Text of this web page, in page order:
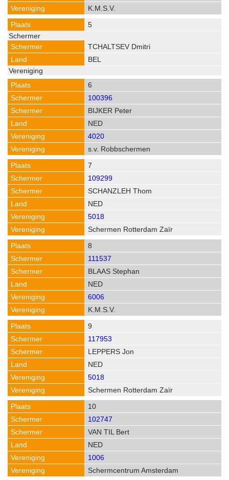
K.M.S.V.
5
TCHALTSEV Dmitri
BEL
6
100396
BIJKER Peter
NED
4020
s.v. Robbschermen
7
109299
SCHANZLEH Thom
NED
5018
Schermen Rotterdam Zaïr
8
111537
BLAAS Stephan
NED
6006
K.M.S.V.
9
117953
LEPPERS Jon
NED
5018
Schermen Rotterdam Zaïr
10
102747
VAN TIL Bert
NED
1006
Schermcentrum Amsterdam